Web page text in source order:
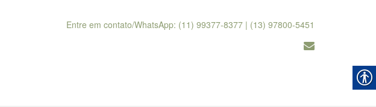
Entre em contato/WhatsApp: (11) 99377-8377 | (13) 97800-5451